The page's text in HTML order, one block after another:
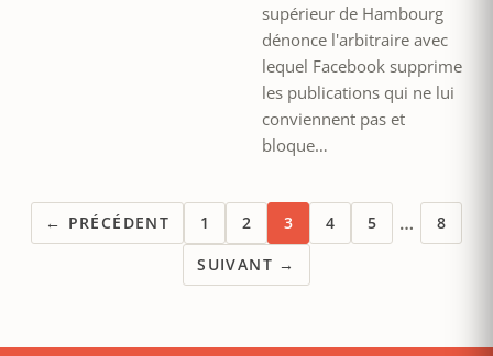
supérieur de Hambourg
dénonce l'arbitraire avec
lequel Facebook supprime
les publications qui ne lui
conviennent pas et
bloque…
← PRÉCÉDENT 1 2 3 4 5 …
8
SUIVANT →